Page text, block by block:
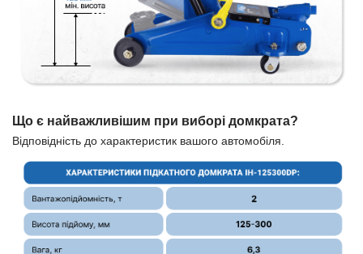
Що є найважливішим при виборі домкрата?
Відповідність до характеристик вашого автомобіля.